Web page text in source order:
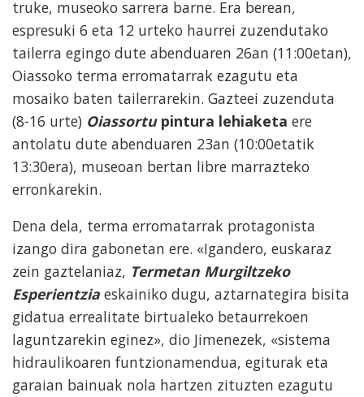
truke, museoko sarrera barne. Era berean,
espresuki 6 eta 12 urteko haurrei zuzendutako
tailerra egingo dute abenduaren 26an (11:00etan),
Oiassoko terma erromatarrak ezagutu eta
mosaiko baten tailerrarekin. Gazteei zuzenduta
(8-16 urte) Oiassortupintura lehiaketa ere
antolatu dute abenduaren 23an (10:00etatik
13:30era), museoan bertan libre marrazteko
erronkarekin.
Dena dela, terma erromatarrak protagonista
izango dira gabonetan ere. «Igandero, euskaraz
zein gaztelaniaz, Termetan Murgiltzeko
Esperientzia eskainiko dugu, aztarnategira bisita
gidatua errealitate birtualeko betaurrekoen
laguntzarekin eginez», dio Jimenezek, «sistema
hidraulikoaren funtzionamendua, egiturak eta
garaian bainuak nola hartzen zituzten ezagutu